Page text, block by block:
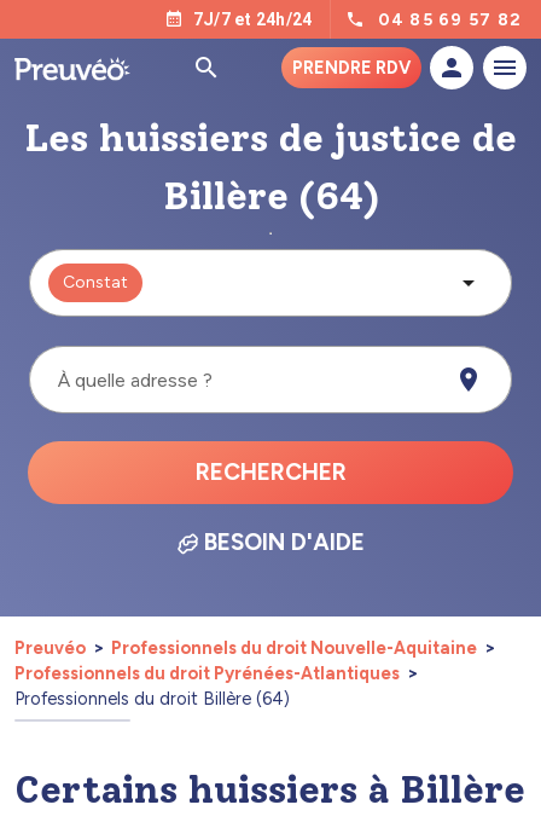
7J/7 et 24h/24 04 85 69 57 82
PRENDRE RDV
Les huissiers de justice de
Billère (64)
Constat
À quelle adresse ?
RECHERCHER
BESOIN D'AIDE
Preuvéo
Professionnels du droit Nouvelle-Aquitaine
Professionnels du droit Pyrénées-Atlantiques
Professionnels du droit Billère (64)
Certains huissiers à Billère